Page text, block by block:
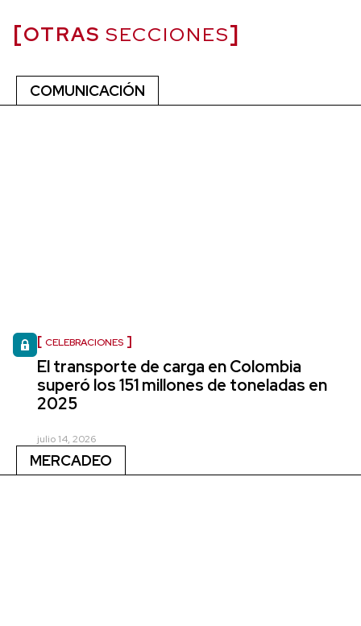
OTRAS SECCIONES
COMUNICACIÓN
CELEBRACIONES
El transporte de carga en Colombia
superó los 151 millones de toneladas en
2025
julio 14, 2026
MERCADEO